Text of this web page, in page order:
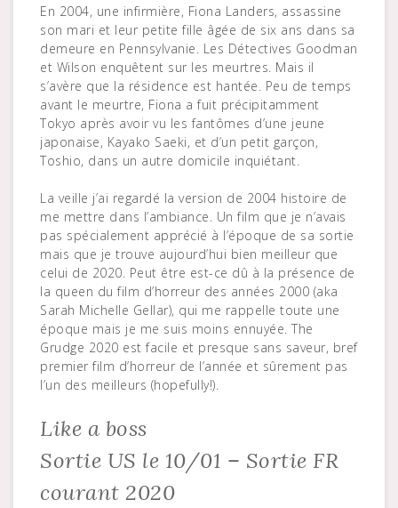
En 2004, une infirmière, Fiona Landers, assassine
son mari et leur petite fille âgée de six ans dans sa
demeure en Pennsylvanie. Les Détectives Goodman
et Wilson enquêtent sur les meurtres. Mais il
s’avère que la résidence est hantée. Peu de temps
avant le meurtre, Fiona a fuit précipitamment
Tokyo après avoir vu les fantômes d’une jeune
japonaise, Kayako Saeki, et d’un petit garçon,
Toshio, dans un autre domicile inquiétant.
La veille j’ai regardé la version de 2004 histoire de
me mettre dans l’ambiance. Un film que je n’avais
pas spécialement apprécié à l’époque de sa sortie
mais que je trouve aujourd’hui bien meilleur que
celui de 2020. Peut être est-ce dû à la présence de
la queen du film d’horreur des années 2000 (aka
Sarah Michelle Gellar), qui me rappelle toute une
époque mais je me suis moins ennuyée. The
Grudge 2020 est facile et presque sans saveur, bref
premier film d’horreur de l’année et sûrement pas
l’un des meilleurs (hopefully!).
Like a boss
Sortie US le 10/01 – Sortie FR
courant 2020